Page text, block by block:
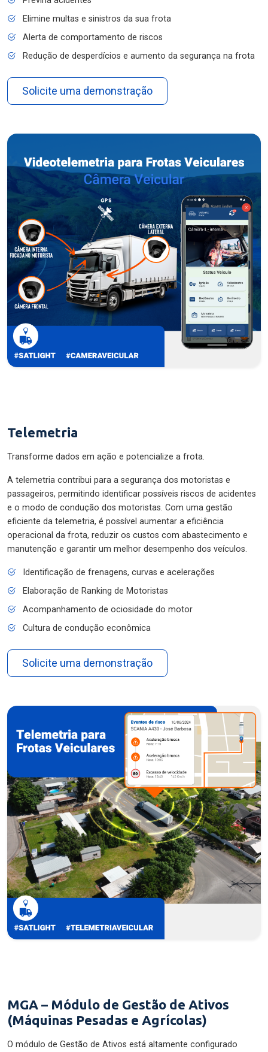
Elimine multas e sinistros da sua frota
Alerta de comportamento de riscos
Redução de desperdícios e aumento da segurança na frota
Solicite uma demonstração
Telemetria
Transforme dados em ação e potencialize a frota.
A telemetria contribui para a segurança dos motoristas e
passageiros, permitindo identificar possíveis riscos de acidentes
e o modo de condução dos motoristas. Com uma gestão
eficiente da telemetria, é possível aumentar a eficiência
operacional da frota, reduzir os custos com abastecimento e
manutenção e garantir um melhor desempenho dos veículos.
Identificação de frenagens, curvas e acelerações
Elaboração de Ranking de Motoristas
Acompanhamento de ociosidade do motor
Cultura de condução econômica
Solicite uma demonstração
MGA – Módulo de Gestão de Ativos
(Máquinas Pesadas e Agrícolas)
O módulo de Gestão de Ativos está altamente configurado